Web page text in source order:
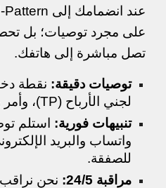
تصل مباشرة إلى هاتفك.
توصيات دقيقة: نقطة
لجني الأرباح (TP)، وأمر وقف الخسارة (SL).
تنبيهات فورية: استلم
واتساب والبريد
للصفقة.
مراقبة 24/5:
نحن